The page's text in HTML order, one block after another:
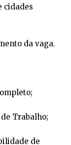
cidades
da vaga.
Trabalho;
de